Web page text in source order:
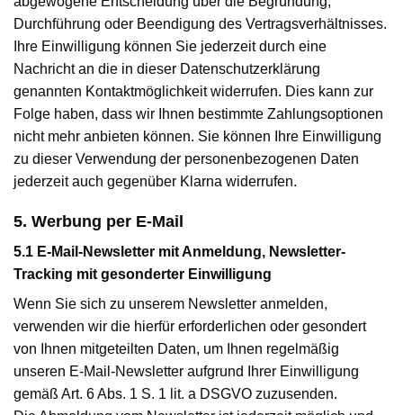
Durchführung oder Beendigung des Vertragsverhältnisses.
Ihre Einwilligung können Sie jederzeit durch eine
Nachricht an die in dieser Datenschutzerklärung
genannten Kontaktmöglichkeit widerrufen. Dies kann zur
Folge haben, dass wir Ihnen bestimmte Zahlungsoptionen
nicht mehr anbieten können. Sie können Ihre Einwilligung
zu dieser Verwendung der personenbezogenen Daten
jederzeit auch gegenüber Klarna widerrufen.
5. Werbung per E-Mail
5.1 E-Mail-Newsletter mit Anmeldung, Newsletter-
Tracking mit gesonderter Einwilligung
Wenn Sie sich zu unserem Newsletter anmelden,
verwenden wir die hierfür erforderlichen oder gesondert
von Ihnen mitgeteilten Daten, um Ihnen regelmäßig
unseren E-Mail-Newsletter aufgrund Ihrer Einwilligung
gemäß Art. 6 Abs. 1 S. 1 lit. a DSGVO zuzusenden.